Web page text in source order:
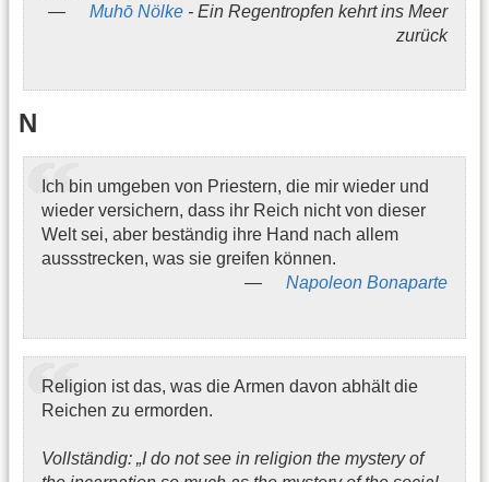
Muhō Nölke - Ein Regentropfen kehrt ins Meer
zurück
N
Ich bin umgeben von Priestern, die mir wieder und
wieder versichern, dass ihr Reich nicht von dieser
Welt sei, aber beständig ihre Hand nach allem
aussstrecken, was sie greifen können.
Napoleon Bonaparte
Religion ist das, was die Armen davon abhält die
Reichen zu ermorden.
Vollständig: „I do not see in religion the mystery of